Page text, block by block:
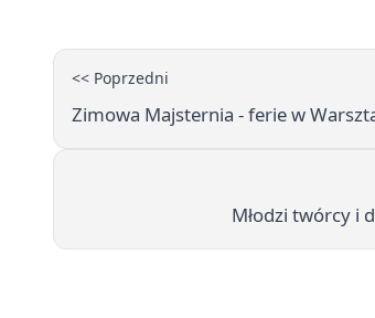
<< Poprzedni
Zimowa Majsternia - ferie w
Młodzi twórcy i